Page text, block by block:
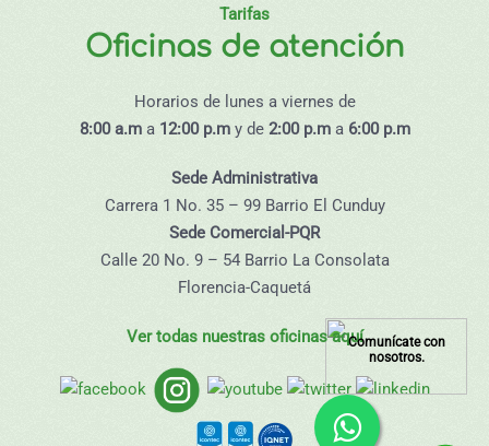
Comunícate con
nosotros.
Tarifas
Oficinas de atención
Horarios de lunes a viernes de
8:00 a.m a 12:00 p.m y de 2:00 p.m a 6:00 p.m
Sede Administrativa
Carrera 1 No. 35 – 99 Barrio El Cunduy
Sede Comercial-PQR
Calle 20 No. 9 – 54 Barrio La Consolata
Florencia-Caquetá
Ver todas nuestras oficinas aquí